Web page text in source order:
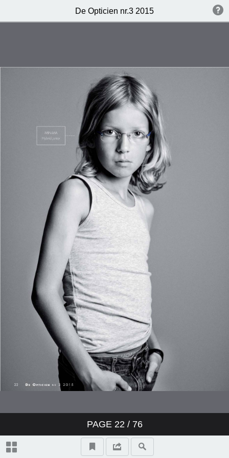
De Opticien nr.3 2015
PAGE 22/ 76